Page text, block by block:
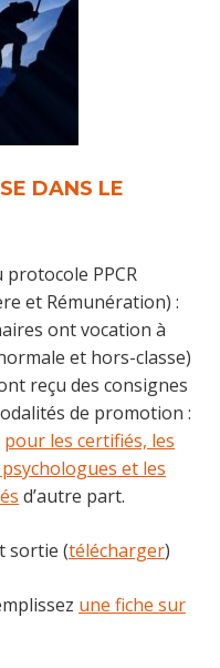
DANS LE
protocole PPCR
et Rémunération) :
ont vocation à
et hors-classe)
reçu des consignes
de promotion :
pour les certifiés, les
psychologues et les
d’autre part.
sortie (télécharger)
une fiche sur